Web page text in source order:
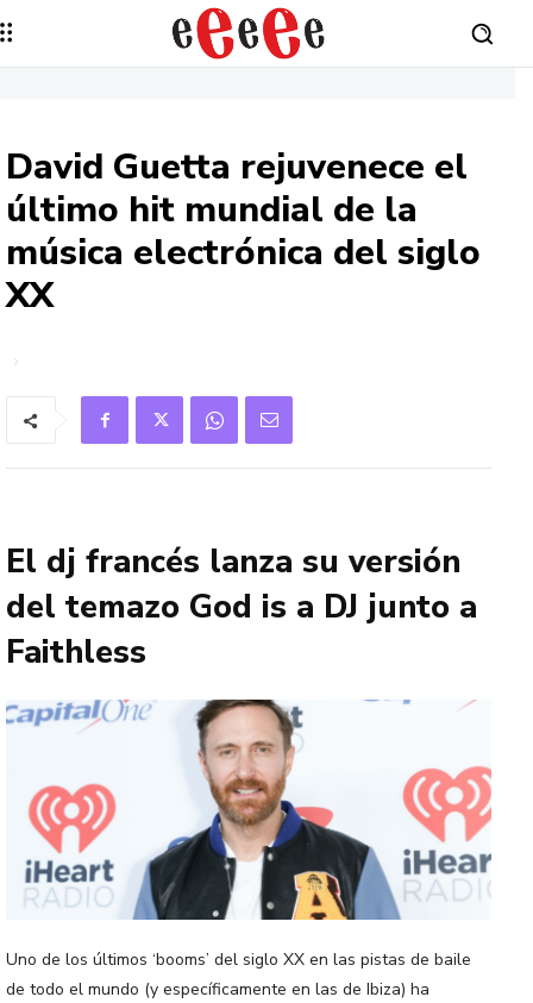
David Guetta rejuvenece el
último hit mundial de la
música electrónica del siglo
XX
El dj francés lanza su versión
del temazo God is a DJ junto a
Faithless
Uno de los últimos ‘booms’ del siglo XX en las pistas de baile
de todo el mundo (y específicamente en las de Ibiza) ha